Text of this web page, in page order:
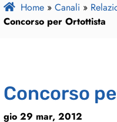
Home » Canali »
Concorso per Ortottista
Concorso
gio 29 mar, 2012